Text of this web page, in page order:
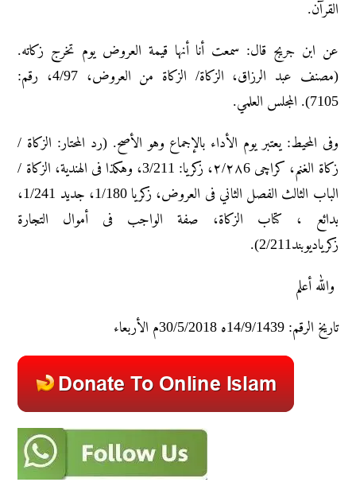
القرآن.
عن ابن جریج قال: سمعت أنا أنها قیمة العروض یوم تخرج زکاته.
(مصنف عبد الرزاق، الزکاة/ الزکاة من العروض، 4/97، رقم:
7105). المجلس العلمي.
وفی المحیط: یعتبر یوم الأداء بالإجماع وهو الأصح. (رد المحتار: الزکاة /
زکاة الغنم، کراچی ۲/۲۸6، زکریا: 3/211، وهکذا فی الهندیة، الزکاة /
الباب الثالث الفصل الثاني فی العروض، زکریا 1/180، جدید 1/241،
بدائع ، کتاب الزکاة، صفة الواجب فی أموال التجارة
زکریادیوبند2/211).
والله أعلم
تاريخ الرقم: 14/9/1439ه 30/5/2018م الأربعاء